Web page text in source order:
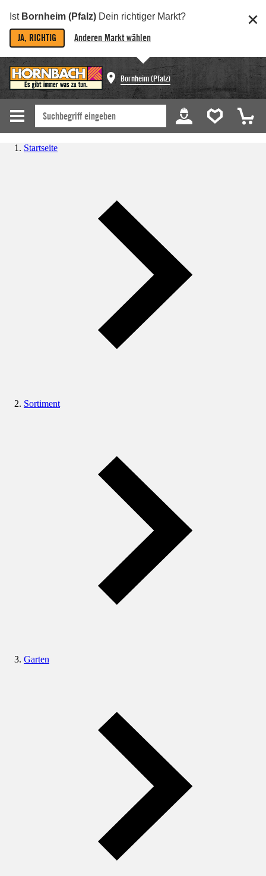
Ist Bornheim (Pfalz) Dein richtiger Markt?
JA, RICHTIG Anderen Markt wählen
Bornheim (Pfalz)
Startseite
Sortiment
Garten